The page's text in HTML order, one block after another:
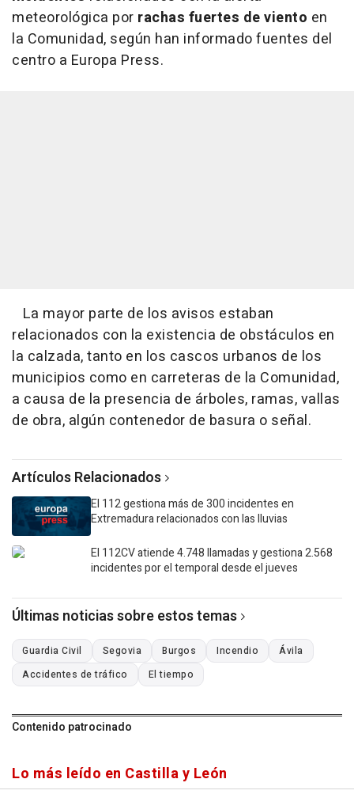
meteorológica por rachas fuertes de viento en
la Comunidad, según han informado fuentes del
centro a Europa Press.
La mayor parte de los avisos estaban
relacionados con la existencia de obstáculos en
la calzada, tanto en los cascos urbanos de los
municipios como en carreteras de la Comunidad,
a causa de la presencia de árboles, ramas, vallas
de obra, algún contenedor de basura o señal.
Artículos Relacionados
El 112 gestiona más de 300 incidentes en
Extremadura relacionados con las lluvias
El 112CV atiende 4.748 llamadas y gestiona 2.568
incidentes por el temporal desde el jueves
Últimas noticias sobre estos temas
Guardia Civil Segovia Burgos Incendio
Ávila
Accidentes de tráfico
El tiempo
Contenido patrocinado
Lo más leído en Castilla y León